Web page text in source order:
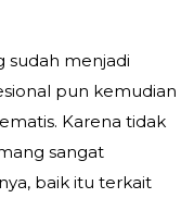
sudah menjadi
pun kemudian
Karena tidak
sangat
baik itu terkait